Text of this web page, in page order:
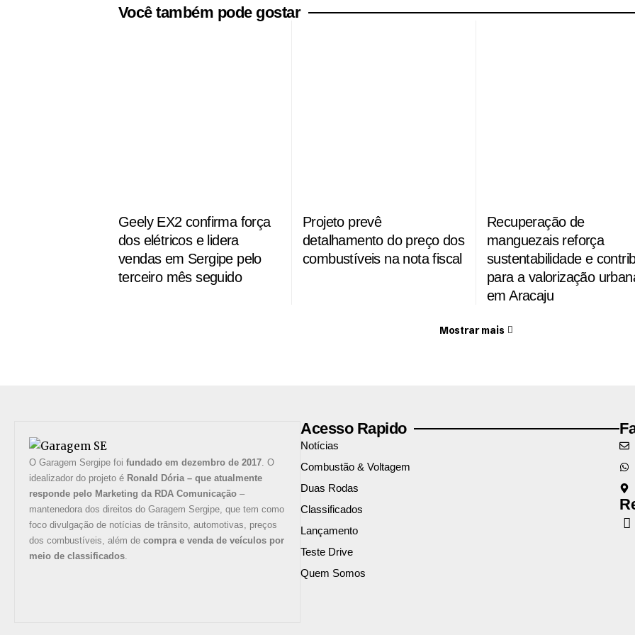
Você também pode gostar
Geely EX2 confirma força
dos elétricos e lidera
vendas em Sergipe pelo
terceiro mês seguido
Projeto prevê
detalhamento do preço dos
combustíveis na nota fiscal
Recuperação de
manguezais reforça
sustentabilidade e
para a valorização
em Aracaju
Mostrar mais
O Garagem Sergipe foi fundado em dezembro de 2017 . O
idealizador do projeto é Ronald Dória – que atualmente
responde pelo Marketing da RDA Comunicação –
mantenedora dos direitos do Garagem Sergipe, que tem como
foco divulgação de notícias de trânsito, automotivas, preços
dos combustíveis, além de compra e venda de veículos por
meio de classificados
Acesso Rapido
Notícias
Combustão & Voltagem
Duas Rodas
Classificados
Lançamento
Teste Drive
Quem Somos